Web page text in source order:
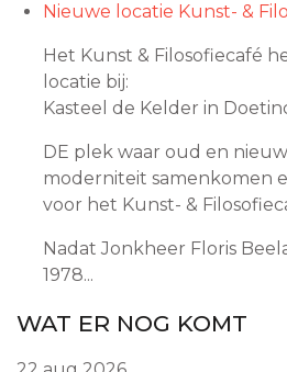
Nieuwe locatie Kunst- &
Het Kunst & Filosofiecafé
locatie bij:
Kasteel de Kelder in
DE plek waar oud en
moderniteit samenkomen
voor het Kunst- &
Nadat Jonkheer Floris
1978...
WAT ER NOG KOMT